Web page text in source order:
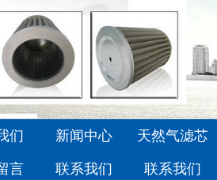
案例展示
在线留言
联系我们
们 新闻中心 天然气滤芯
言 联系我们 联系我们